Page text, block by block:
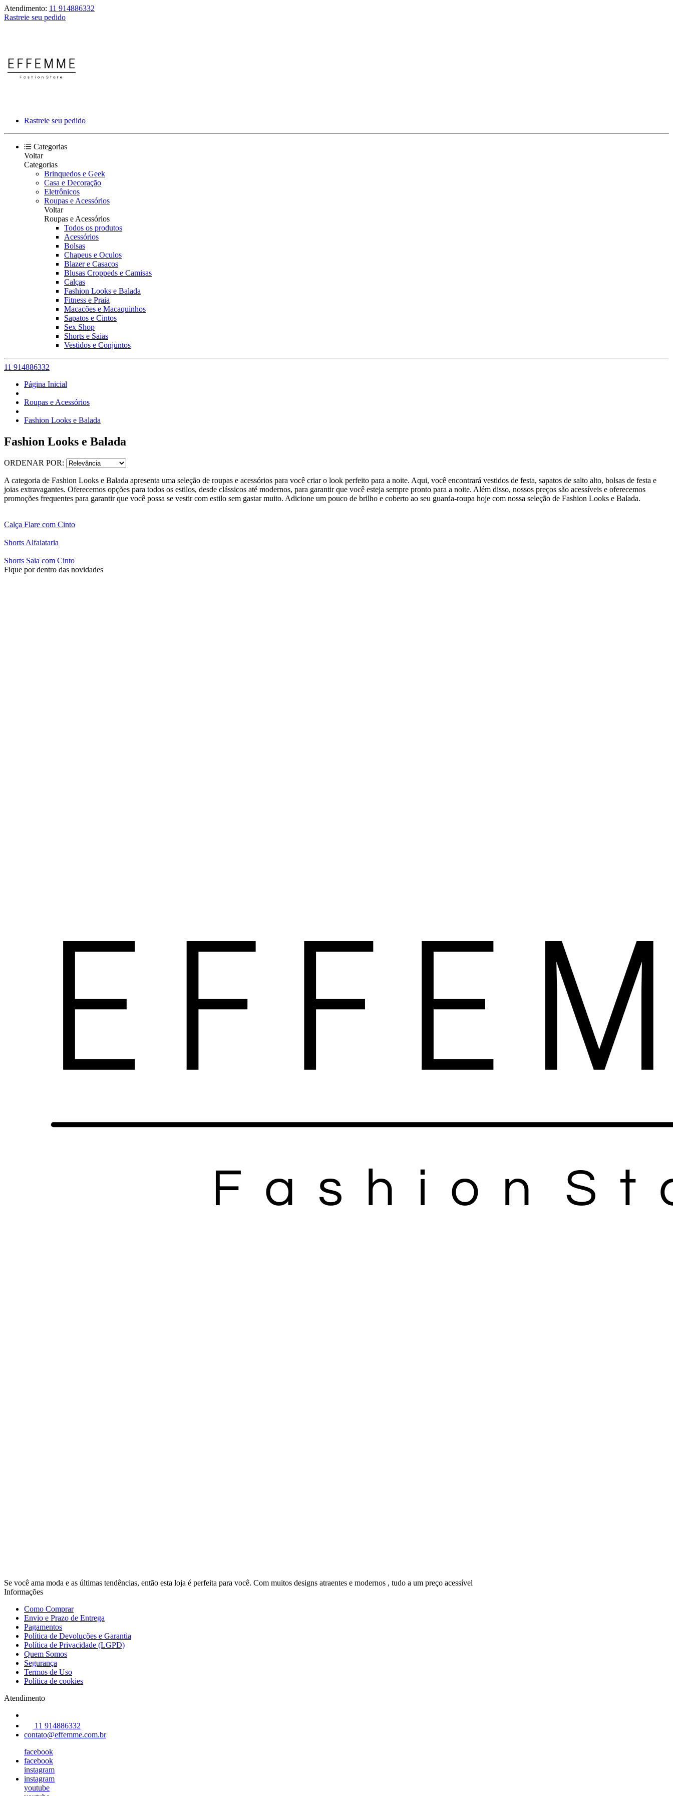
Atendimento: 11 914886332
Rastreie seu pedido
Rastreie seu pedido
Categorias
Voltar
Categorias
Brinquedos e Geek
Casa e Decoração
Eletrônicos
Roupas e Acessórios
Voltar
Roupas e Acessórios
Todos os produtos
Acessórios
Bolsas
Chapeus e Oculos
Blazer e Casacos
Blusas Croppeds e Camisas
Calças
Fashion Looks e Balada
Fitness e Praia
Macacões e Macaquinhos
Sapatos e Cintos
Sex Shop
Shorts e Saias
Vestidos e Conjuntos
11 914886332
Página Inicial
Roupas e Acessórios
Fashion Looks e Balada
Fashion Looks e Balada
ORDENAR POR:
A categoria de Fashion Looks e Balada apresenta uma seleção de roupas e acessórios para você criar o look perfeito para a noite. Aqui, você encontrará vestidos de festa, sapatos de salto alto, bolsas de festa e
joias extravagantes. Oferecemos opções para todos os estilos, desde clássicos até modernos, para garantir que você esteja sempre pronto para a noite. Além disso, nossos preços são acessíveis e oferecemos
promoções frequentes para garantir que você possa se vestir com estilo sem gastar muito. Adicione um pouco de brilho e coberto ao seu guarda-roupa hoje com nossa seleção de Fashion Looks e Balada.
Calça Flare com Cinto
Shorts Alfaiataria
Shorts Saia com Cinto
Fique por dentro das novidades
Se você ama moda e as últimas tendências, então esta loja é perfeita para você. Com muitos designs atraentes e modernos , tudo a um preço acessível
Informações
Como Comprar
Envio e Prazo de Entrega
Pagamentos
Política de Devoluções e Garantia
Política de Privacidade (LGPD)
Quem Somos
Segurança
Termos de Uso
Política de cookies
Atendimento
11 914886332
contato@effemme.com.br
facebook
facebook
instagram
instagram
youtube